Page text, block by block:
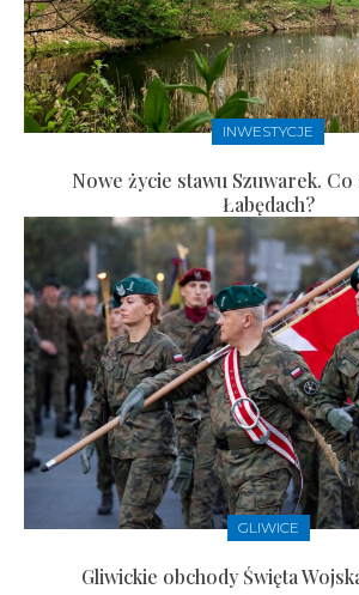
INWESTYCJE
Nowe życie stawu Szuwarek.
Łabędach?
GLIWICE
Gliwickie obchody Święta